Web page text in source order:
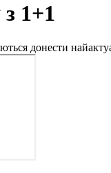
1+1
донести